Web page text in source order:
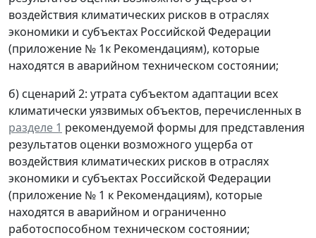
воздействия климатических рисков в отраслях
экономики и субъектах Российской Федерации
(приложение № 1к Рекомендациям), которые
находятся в аварийном техническом состоянии;
б) сценарий 2: утрата субъектом адаптации всех
климатически уязвимых объектов, перечисленных в
разделе 1 рекомендуемой формы для представления
результатов оценки возможного ущерба от
воздействия климатических рисков в отраслях
экономики и субъектах Российской Федерации
(приложение № 1 к Рекомендациям), которые
находятся в аварийном и ограниченно
работоспособном техническом состоянии;